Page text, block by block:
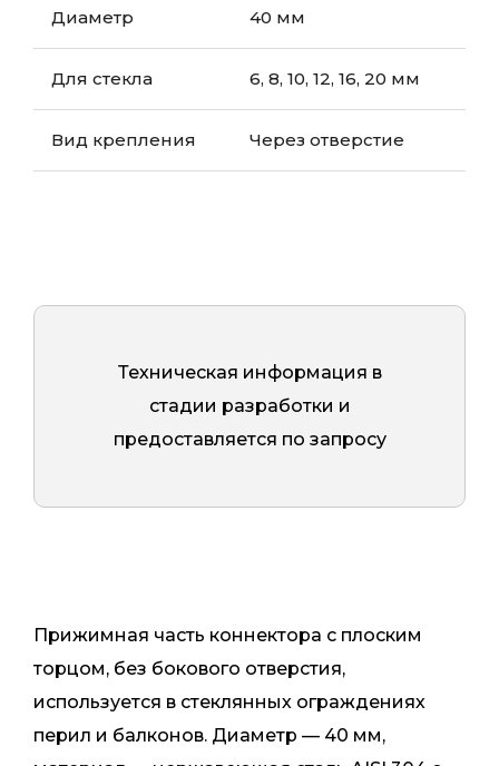
Диаметр 40 мм
Для стекла 6, 8, 10, 12, 16, 20 мм
Вид крепления Через отверстие
Техническая информация в
стадии разработки и
предоставляется по запросу
Прижимная часть коннектора с плоским
торцом, без бокового отверстия,
используется в стеклянных ограждениях
перил и балконов. Диаметр — 40 мм,